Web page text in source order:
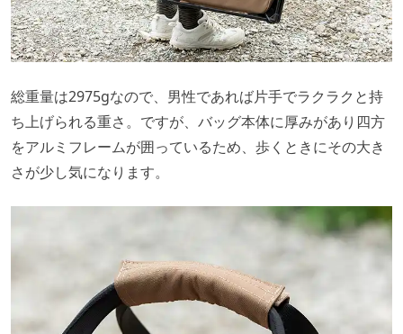
総重量は2975gなので、男性であれば片手でラクラクと持
ち上げられる重さ。ですが、バッグ本体に厚みがあり四方
をアルミフレームが囲っているため、歩くときにその大き
さが少し気になります。